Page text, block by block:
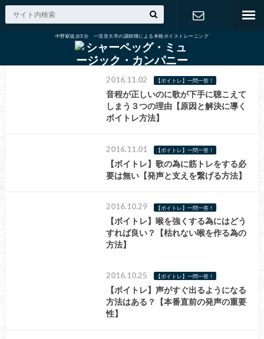
中野駅徒歩3分 一流音大卒の講師陣による本格ボイストレーニング
出張演奏の
2016.11.02 【ボイトレ】一問一答！
音程が正しいのに歌が下手に聴こえて
しまう３つの理由【原因と解決に導く
ボイトレ方法】
2016.11.01 【ボイトレ】一問一答！
【ボイトレ】歌の為に筋トレをする必
要は無い【発声と支えを繋げる方法】
2016.10.29 【ボイトレ】一問一答！
【ボイトレ】喉を強くする為にはどう
すれば良い？【枯れない喉を作る為の
方法】
2016.10.25 【ボイトレ】一問一答！
【ボイトレ】声がすぐ出るようになる
方法はある？【本番直前の発声の重要
性】